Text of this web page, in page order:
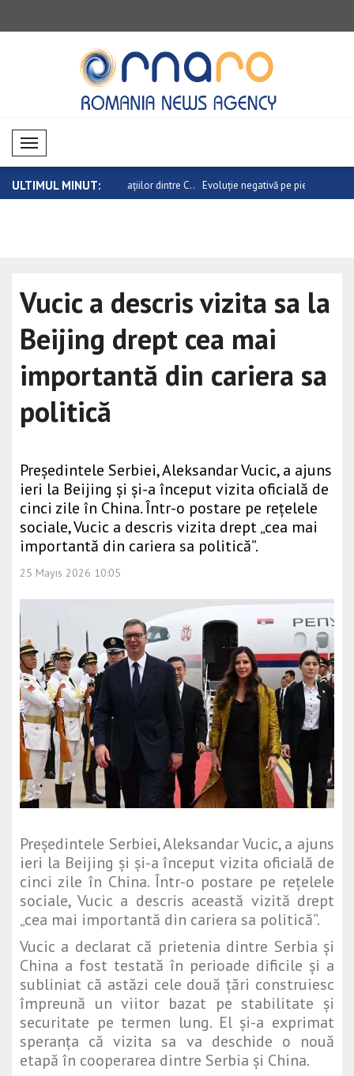
Mobil Menü
ULTIMUL MINUT:
aur a relațiilor dintre C.. Evoluție negativă pe piețele valutare
Vucic a descris vizita sa la
Beijing drept cea mai
importantă din cariera sa
politică
Președintele Serbiei, Aleksandar Vucic, a ajuns
ieri la Beijing și și-a început vizita oficială de
cinci zile în China. Într-o postare pe rețelele
sociale, Vucic a descris vizita drept „cea mai
importantă din cariera sa politică”.
25 Mayıs 2026 10:05
Președintele Serbiei, Aleksandar Vucic, a ajuns
ieri la Beijing și și-a început vizita oficială de
cinci zile în China. Într-o postare pe rețelele
sociale, Vucic a descris această vizită drept
„cea mai importantă din cariera sa politică”.
Vucic a declarat că prietenia dintre Serbia și
China a fost testată în perioade dificile și a
subliniat că astăzi cele două țări construiesc
împreună un viitor bazat pe stabilitate și
securitate pe termen lung. El și-a exprimat
speranța că vizita sa va deschide o nouă
etapă în cooperarea dintre Serbia și China.